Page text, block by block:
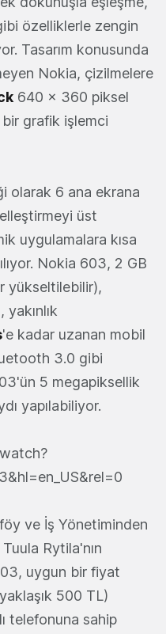
özelliklerle zengin
Tasarım konusunda
Nokia, çizilmelere
640 x 360 piksel
bir grafik işlemci
olarak 6 ana ekrana
üst
uygulamalara kısa
Nokia 603, 2 GB
yükseltilebilir),
'e kadar uzanan mobil
3.0 gibi
5 megapiksellik
yapılabiliyor.
ve İş Yönetiminden
Tuula Rytila'nın
uygun bir fiyat
500 TL)
telefonuna sahip